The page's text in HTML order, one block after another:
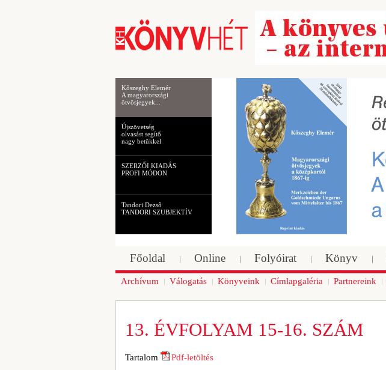
Kőszeghy Elemér
A magyarországi
ötvösjegyek...
Újszövetség
olvasást segítő
nagy betűkkel
SZERZŐI KIADÁS
PROFI MÓDON
Tandori Dezső
TANDORI SZUBJEKTÍV
Főoldal Online Folyóirat Könyv
Archívum Válogatás Könyveink Címlapgaléria Partnereink
13. ÉVFOLYAM 15-16. SZÁM
Tartalom
Pdf-letöltés